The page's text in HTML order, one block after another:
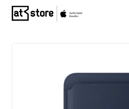
Posjetite početnu stranicu AT Store